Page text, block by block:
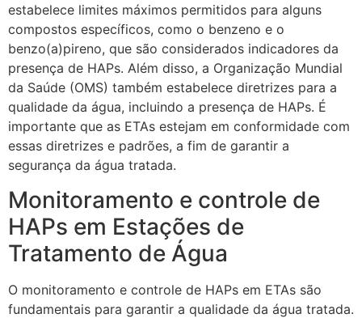
estabelece limites máximos permitidos para alguns
compostos específicos, como o benzeno e o
benzo(a)pireno, que são considerados indicadores da
presença de HAPs. Além disso, a Organização Mundial
da Saúde (OMS) também estabelece diretrizes para a
qualidade da água, incluindo a presença de HAPs. É
importante que as ETAs estejam em conformidade com
essas diretrizes e padrões, a fim de garantir a
segurança da água tratada.
Monitoramento e controle de
HAPs em Estações de
Tratamento de Água
O monitoramento e controle de HAPs em ETAs são
fundamentais para garantir a qualidade da água tratada.